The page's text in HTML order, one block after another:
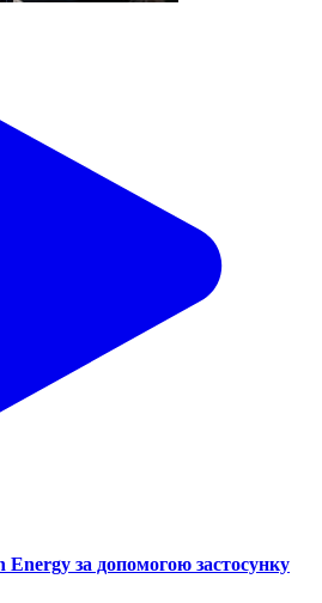
Energy за допомогою застосунку